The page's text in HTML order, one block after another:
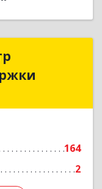
164
2
Подробнее